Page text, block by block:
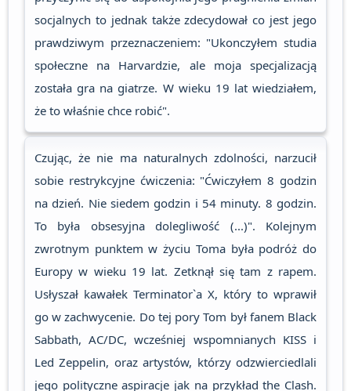
socjalnych to jednak także zdecydował co jest jego
prawdziwym przeznaczeniem: "Ukonczyłem studia
społeczne na Harvardzie, ale moja specjalizacją
została gra na giatrze. W wieku 19 lat wiedziałem,
że to właśnie chce robić".
Czując, że nie ma naturalnych zdolności, narzucił
sobie restrykcyjne ćwiczenia: "Ćwiczyłem 8 godzin
na dzień. Nie siedem godzin i 54 minuty. 8 godzin.
To była obsesyjna dolegliwość (...)". Kolejnym
zwrotnym punktem w życiu Toma była podróż do
Europy w wieku 19 lat. Zetknął się tam z rapem.
Usłyszał kawałek Terminator`a X, który to wprawił
go w zachwycenie. Do tej pory Tom był fanem Black
Sabbath, AC/DC, wcześniej wspomnianych KISS i
Led Zeppelin, oraz artystów, którzy odzwierciedlali
jego polityczne aspiracje jak na przykład the Clash.